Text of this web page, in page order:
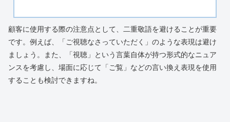
顧客に使用する際の注意点として、二重敬語を避けることが重要
です。例えば、「ご視聴なさっていただく」のような表現は避け
ましょう。また、「視聴」という言葉自体が持つ形式的なニュア
ンスを考慮し、場面に応じて「ご覧」などの言い換え表現を使用
することも検討できますね。